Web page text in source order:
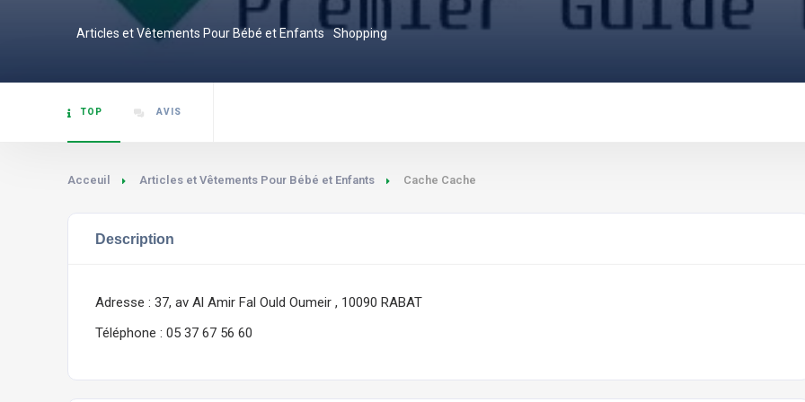
Articles et Vêtements Pour Bébé et Enfants Shopping
TOP AVIS
Acceuil Articles et Vêtements Pour Bébé et Enfants Cache Cache
Description
Adresse : 37, av Al Amir Fal Ould Oumeir , 10090 RABAT
Téléphone : 05 37 67 56 60